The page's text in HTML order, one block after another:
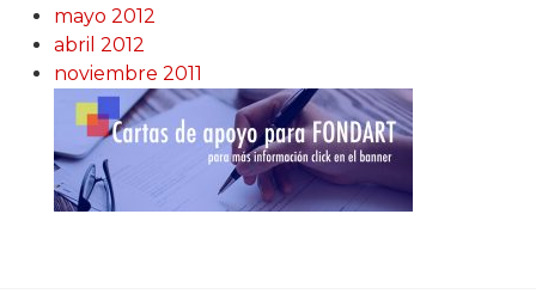
mayo 2012
abril 2012
noviembre 2011